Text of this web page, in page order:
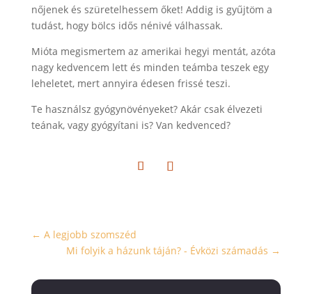
nőjenek és szüretelhessem őket! Addig is gyűjtöm a
tudást, hogy bölcs idős nénivé válhassak.
Mióta megismertem az amerikai hegyi mentát, azóta
nagy kedvencem lett és minden teámba teszek egy
leheletet, mert annyira édesen frissé teszi.
Te használsz gyógynövényeket? Akár csak élvezeti
teának, vagy gyógyítani is? Van kedvenced?
← A legjobb szomszéd
Mi folyik a házunk táján? - Évközi számadás →